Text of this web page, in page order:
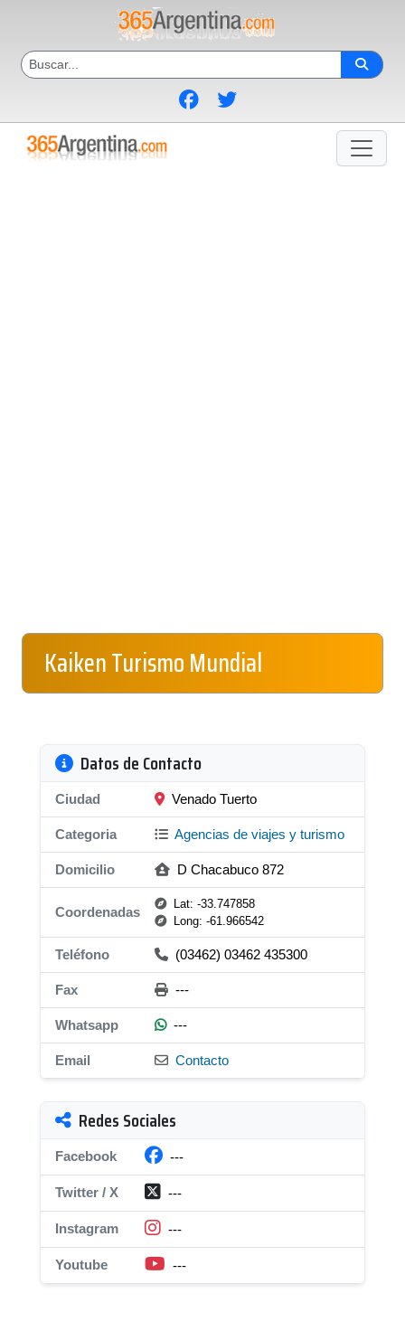
Kaiken Turismo Mundial
Datos de Contacto
Ciudad Venado Tuerto
Categoria Agencias de viajes y turismo
Domicilio D Chacabuco 872
Coordenadas
Lat: -33.747858
Long: -61.966542
Teléfono (03462) 03462 435300
Fax ---
Whatsapp ---
Email Contacto
Redes Sociales
Facebook ---
Twitter / X ---
Instagram ---
Youtube ---